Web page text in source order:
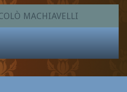
MACHIAVELLI